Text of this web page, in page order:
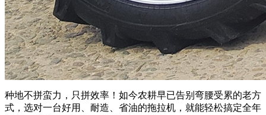
种地不拼蛮力，只拼效率！如今农耕早已告别弯腰受累的老方
式，选对一台好用、耐造、省油的拖拉机，就能轻松搞定全年